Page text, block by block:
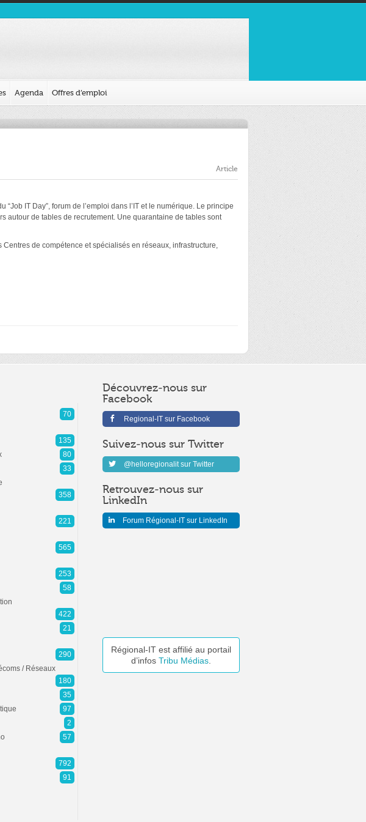
Agenda Offres d’emploi
Article
IT Day”, forum de l’emploi dans l’IT et le numérique. Le principe
autour de tables de recrutement. Une quarantaine de tables sont
de compétence et spécialisés en réseaux, infrastructure,
Découvrez-nous sur
Facebook
Regional-IT sur Facebook
Suivez-nous sur Twitter
@helloregionalit sur Twitter
Retrouvez-nous sur
LinkedIn
Forum Régional-IT sur LinkedIn
Régional-IT est affilié au portail
d’infos Tribu Médias
70
135
80
33
358
221
565
253
58
422
21
290
/ Réseaux
180
35
97
2
57
792
91